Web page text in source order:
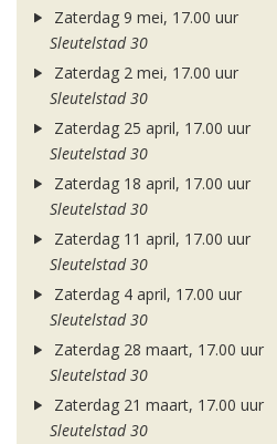
Zaterdag 9 mei, 17.00 uur
Sleutelstad 30
Zaterdag 2 mei, 17.00 uur
Sleutelstad 30
Zaterdag 25 april, 17.00 uur
Sleutelstad 30
Zaterdag 18 april, 17.00 uur
Sleutelstad 30
Zaterdag 11 april, 17.00 uur
Sleutelstad 30
Zaterdag 4 april, 17.00 uur
Sleutelstad 30
Zaterdag 28 maart, 17.00 uur
Sleutelstad 30
Zaterdag 21 maart, 17.00 uur
Sleutelstad 30